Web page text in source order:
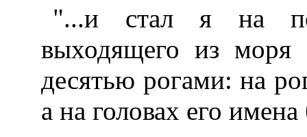
"...и стал я на
выходящего из моря
десятью рогами: на
а на головах его